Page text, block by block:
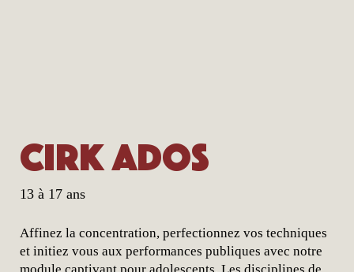
Cirk Ados
13 à 17 ans
Affinez la concentration, perfectionnez vos techniques
et initiez vous aux performances publiques avec notre